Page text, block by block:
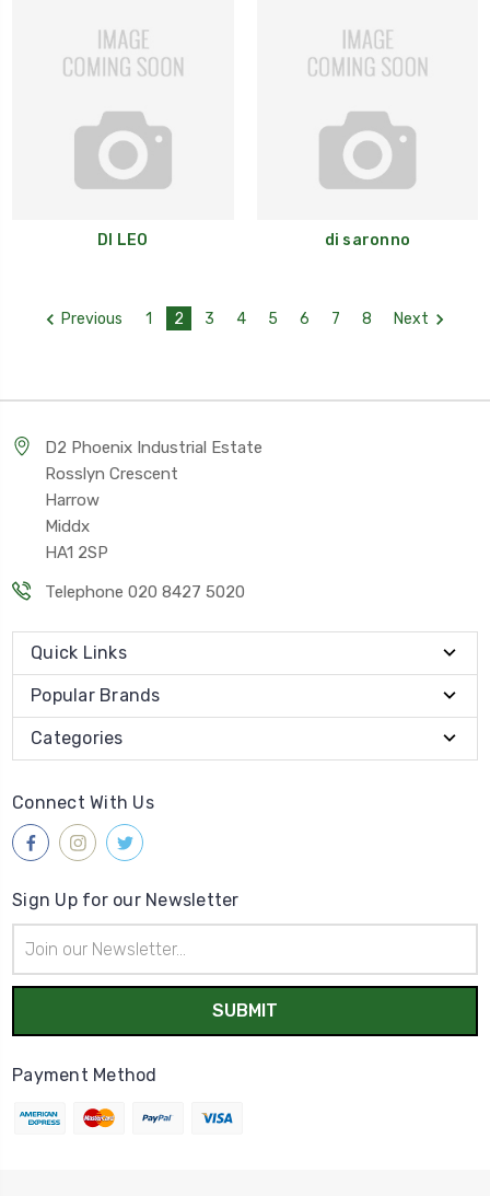
DI LEO di saronno
Previous 1 2 3 4 5 6 7 8 Next
D2 Phoenix Industrial Estate
Rosslyn Crescent
Harrow
Middx
HA1 2SP
Telephone 020 8427 5020
Quick Links
Popular Brands
Categories
Connect With Us
Sign Up for our Newsletter
Address
Payment Method